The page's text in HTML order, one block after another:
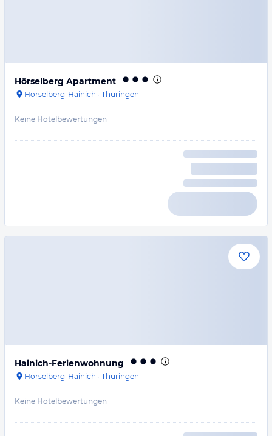
Hörselberg Apartment
Hörselberg-Hainich · Thüringen
Keine Hotelbewertungen
Hainich-Ferienwohnung
Hörselberg-Hainich · Thüringen
Keine Hotelbewertungen